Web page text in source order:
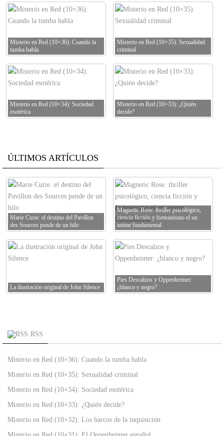
Misterio en Red (10×36): Cuando la
tumba habla
Misterio en Red (10×35): Sexualidad
criminal
Misterio en Red (10×34): Sociedad
esotérica
Misterio en Red (10×33): ¿Quién
decide?
ÚLTIMOS ARTÍCULOS
Marie Curie: el destino del Pavillon
des Sources pende de un hilo
Magnetic Rose: thriller psicológico,
ciencia ficción y forteanismo el un
anime fundamental
La ilustración original de John Silence
Pies Descalzos y Oppenheimer:
¿blanco y negro?
RSS
Misterio en Red (10×36): Cuando la tumba habla
Misterio en Red (10×35): Sexualidad criminal
Misterio en Red (10×34): Sociedad esotérica
Misterio en Red (10×33): ¿Quién decide?
Misterio en Red (10×32): Los barcos de la inquisición